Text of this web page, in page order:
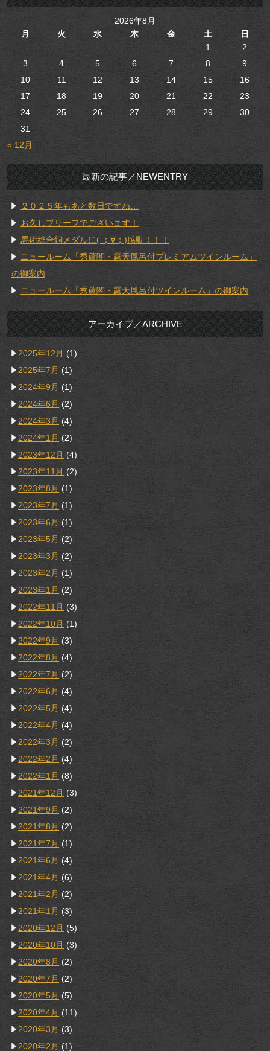
2026年8月
月
火 水 木 金 土
日
1
2
3
4 5 6 7 8
9
10
11 12 13 14 15
16
17
18 19 20 21 22
23
24
25 26 27 28 29
30
31
« 12月
最新の記事／NEWENTRY
２０２５年もあと数日ですね…
お久しブリーフでございます！
馬術総合銅メダルに( ；∀；)感動！！！
ニュールーム「秀蘆閣・露天風呂付プレミアムツインルーム」
の御案内
ニュールーム「秀蘆閣・露天風呂付ツインルーム」の御案内
アーカイブ／ARCHIVE
2025年12月 (1)
2025年7月 (1)
2024年9月 (1)
2024年6月 (2)
2024年3月 (4)
2024年1月 (2)
2023年12月 (4)
2023年11月 (2)
2023年8月 (1)
2023年7月 (1)
2023年6月 (1)
2023年5月 (2)
2023年3月 (2)
2023年2月 (1)
2023年1月 (2)
2022年11月 (3)
2022年10月 (1)
2022年9月 (3)
2022年8月 (4)
2022年7月 (2)
2022年6月 (4)
2022年5月 (4)
2022年4月 (4)
2022年3月 (2)
2022年2月 (4)
2022年1月 (8)
2021年12月 (3)
2021年9月 (2)
2021年8月 (2)
2021年7月 (1)
2021年6月 (4)
2021年4月 (6)
2021年2月 (2)
2021年1月 (3)
2020年12月 (5)
2020年10月 (3)
2020年8月 (2)
2020年7月 (2)
2020年5月 (5)
2020年4月 (11)
2020年3月 (3)
2020年2月 (1)